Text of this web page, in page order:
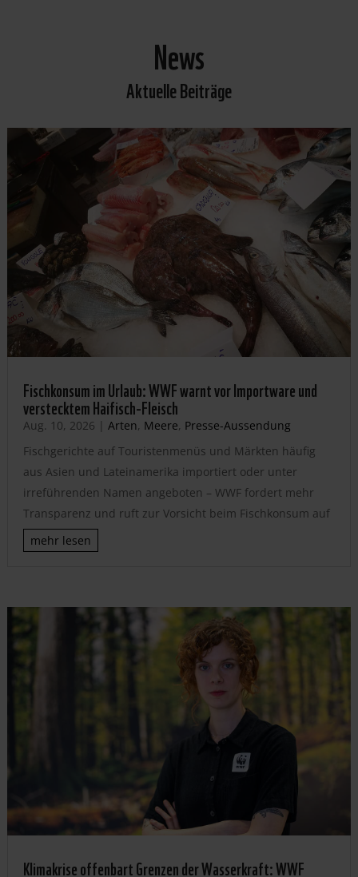
News
Aktuelle Beiträge
Fischkonsum im Urlaub: WWF warnt vor Importware und
verstecktem Haifisch-Fleisch
Aug. 10, 2026 | Arten, Meere, Presse-Aussendung
Fischgerichte auf Touristenmenüs und Märkten häufig
aus Asien und Lateinamerika importiert oder unter
irreführenden Namen angeboten – WWF fordert mehr
Transparenz und ruft zur Vorsicht beim Fischkonsum auf
mehr lesen
Klimakrise offenbart Grenzen der Wasserkraft: WWF